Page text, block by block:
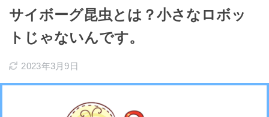
サイボーグ昆虫とは？小さなロボッ
トじゃないんです。
2023年3月9日